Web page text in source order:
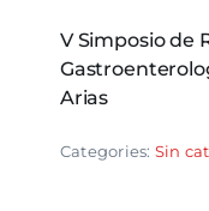
V Simposio de
Arias
Categories: Sin